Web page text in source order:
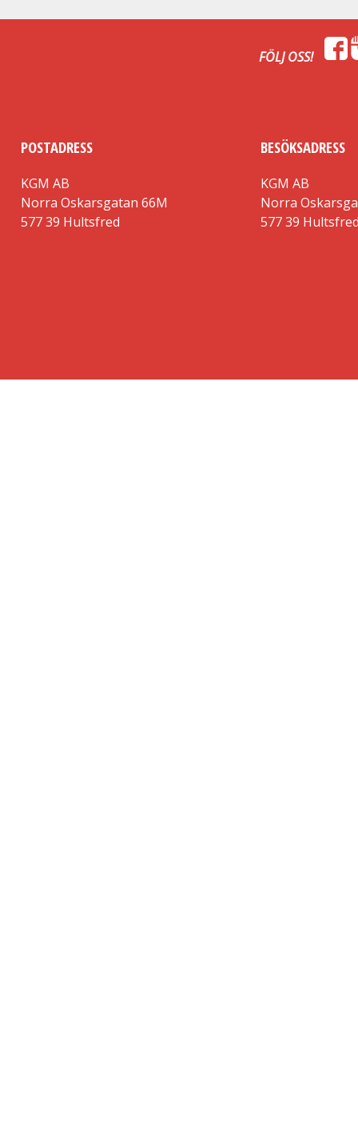
FÖLJ OSS!
POSTADRESS
KGM AB
Norra Oskarsgatan 66M
577 39 Hultsfred
BESÖKSADRESS
KGM AB
Norra
577 39